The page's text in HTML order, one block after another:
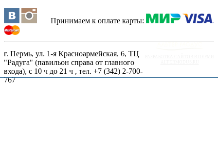
Принимаем к оплате карты:
г. Пермь, ул. 1-я Красноармейская, 6, ТЦ
"Радуга" (павильон справа от главного
входа), с 10 ч до 21 ч , тел. +7 (342) 2-700-
767